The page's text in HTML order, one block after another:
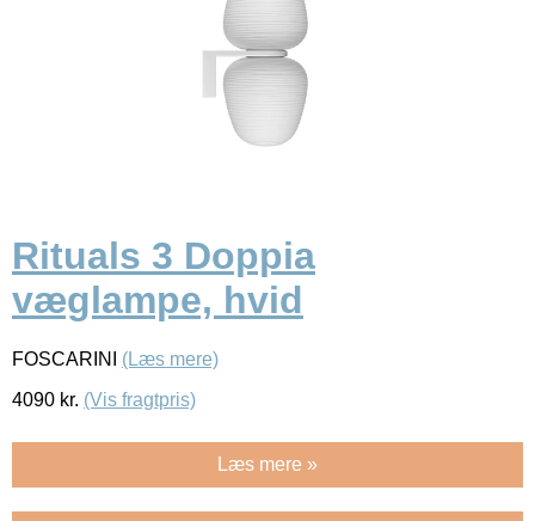
Rituals 3 Doppia
væglampe, hvid
FOSCARINI (Læs mere)
4090 kr. (Vis fragtpris)
Læs mere »